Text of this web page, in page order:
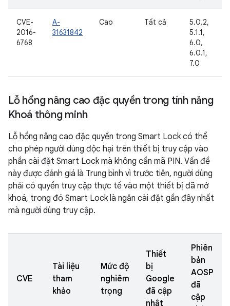
CVE-
2016-
6768
A-
31631842
Cao Tất cả
5.0.2,
5.1.1,
6.0,
6.0.1,
7.0
Lỗ hổng nâng cao đặc quyền trong tính năng
Khoá thông minh
Lỗ hổng nâng cao đặc quyền trong Smart Lock có thể
cho phép người dùng độc hại trên thiết bị truy cập vào
phần cài đặt Smart Lock mà không cần mã PIN. Vấn đề
này được đánh giá là Trung bình vì trước tiên, người dùng
phải có quyền truy cập thực tế vào một thiết bị đã mở
khoá, trong đó Smart Lock là ngăn cài đặt gần đây nhất
mà người dùng truy cập.
CVE
Tài liệu
tham
khảo
Mức độ
nghiêm
trọng
Thiết
bị
Google
đã cập
nhật
Phiên
bản
AOSP
đã
cập